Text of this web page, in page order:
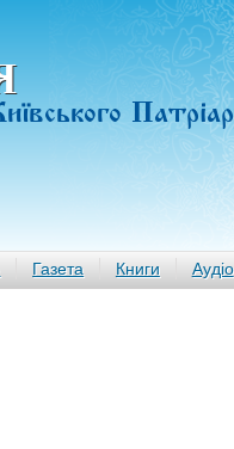
Газета Книги Аудіо